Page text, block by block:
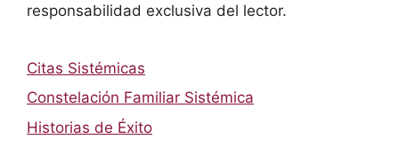
responsabilidad exclusiva del lector.
Citas Sistémicas
Constelación Familiar Sistémica
Historias de Éxito